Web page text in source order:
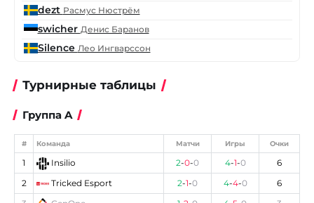
dezt Расмус Нюстрём
swicher Денис Баранов
Silence Лео Ингварссон
Турнирные таблицы
Группа A
# Команда Матчи Игры Очки
1 Insilio 2-0-0 4-1-0
6
2
Tricked Esport 2-1-0 4-4-0
6